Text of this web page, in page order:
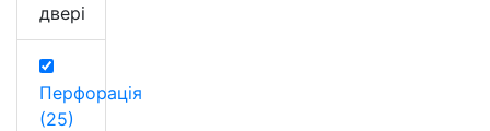
двері
Перфорація
(25)